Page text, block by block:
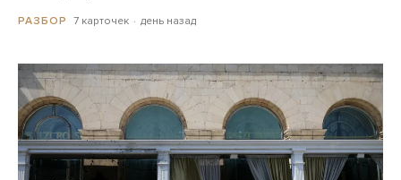
РАЗБОР 7 карточек день назад